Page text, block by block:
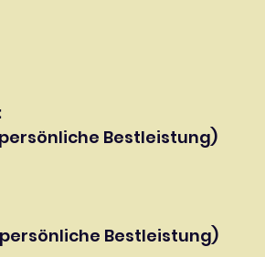
Bestleistung)
Bestleistung)